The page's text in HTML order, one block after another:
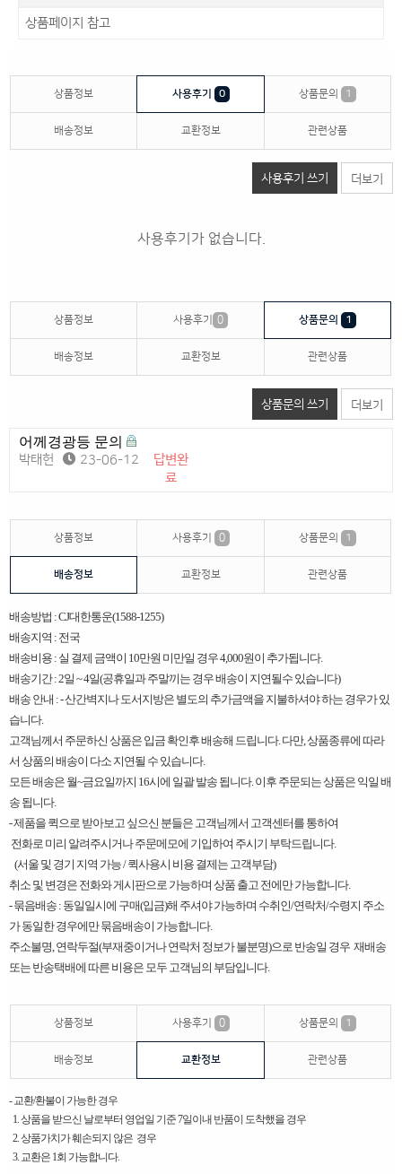
상품페이지 참고
상품정보 사용후기 0 상품문의 1
배송정보 교환정보 관련상품
사용후기 쓰기 더보기
사용후기가 없습니다.
상품정보 사용후기 0 상품문의 1
배송정보 교환정보 관련상품
상품문의 쓰기 더보기
어께경광등 문의
박태헌
23-06-12
답변완
료
상품정보 사용후기 0 상품문의 1
배송정보 교환정보 관련상품
배송방법 : CJ대한통운(1588-1255)
배송지역 : 전국
배송비용 : 실 결제 금액이 10만원 미만일 경우 4,000원이 추가됩니다.
배송기간 : 2일 ~ 4일(공휴일과 주말끼는 경우 배송이 지연될수 있습니다)
배송 안내 : - 산간벽지나 도서지방은 별도의 추가금액을 지불하셔야 하는 경우가 있
습니다.
고객님께서 주문하신 상품은 입금 확인후 배송해 드립니다. 다만, 상품종류에 따라
서 상품의 배송이 다소 지연될 수 있습니다.
모든 배송은 월~금요일까지 16시에 일괄 발송 됩니다. 이후 주문되는 상품은 익일 배
송 됩니다.
​-제품을 퀵으로 받아보고 싶으신 분들은 고객님께서 고객센터를 통하여
전화로 미리 알려주시거나 주문메모에 기입하여 주시기 부탁드립니다.
(서울 및 경기 지역 가능 / 퀵사용시 비용 결제는 고객부담)
취소 및 변경은 전화와 게시판으로 가능하며 상품 출고 전에만 가능합니다.
- 묶음배송 : 동일일시에 구매(입금)해 주셔야 가능하며 수취인/연락처/수령지 주소
가 동일한 경우에만 묶음배송이 가능합니다.
주소불명, 연락두절(부재중이거나 연락처 정보가 불분명)으로 반송일 경우 재배송
또는 반송택배에 따른 비용은 모두 고객님의 부담입니다. ​
상품정보 사용후기 0 상품문의 1
배송정보 교환정보 관련상품
- 교환/환불이 가능한 경우
1. 상품을 받으신 날로부터 영업일 기준 7일이내 반품이 도착했을 경우
2. 상품가치가 훼손되지 않은 경우
3. 교환은 1회 가능합니다.